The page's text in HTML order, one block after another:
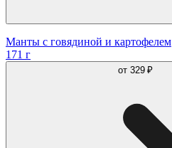
Манты c говядиной и картофелем
171 г
от 329 ₽